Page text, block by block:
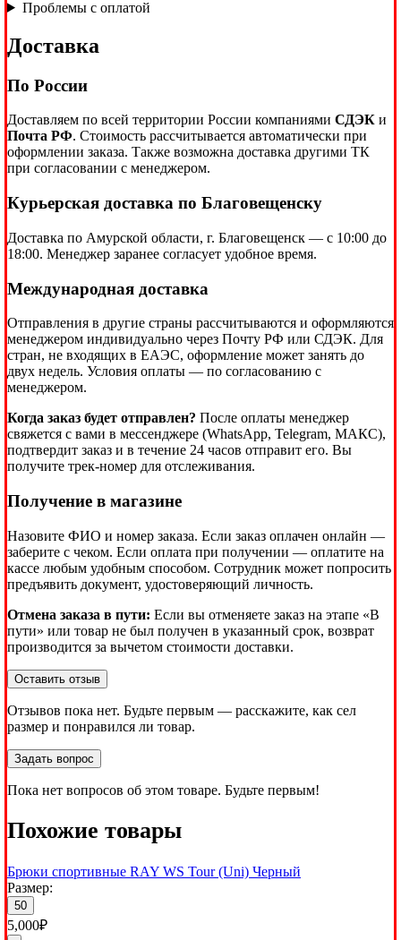
Проблемы с оплатой
Доставка
По России
Доставляем по всей территории России компаниями СДЭК и
Почта РФ. Стоимость рассчитывается автоматически при
оформлении заказа. Также возможна доставка другими ТК
при согласовании с менеджером.
Курьерская доставка по Благовещенску
Доставка по Амурской области, г. Благовещенск — с 10:00 до
18:00. Менеджер заранее согласует удобное время.
Международная доставка
Отправления в другие страны рассчитываются и оформляются
менеджером индивидуально через Почту РФ или СДЭК. Для
стран, не входящих в ЕАЭС, оформление может занять до
двух недель. Условия оплаты — по согласованию с
менеджером.
Когда заказ будет отправлен? После оплаты менеджер
свяжется с вами в мессенджере (WhatsApp, Telegram, МАКС),
подтвердит заказ и в течение 24 часов отправит его. Вы
получите трек-номер для отслеживания.
Получение в магазине
Назовите ФИО и номер заказа. Если заказ оплачен онлайн —
заберите с чеком. Если оплата при получении — оплатите на
кассе любым удобным способом. Сотрудник может попросить
предъявить документ, удостоверяющий личность.
Отмена заказа в пути: Если вы отменяете заказ на этапе «В
пути» или товар не был получен в указанный срок, возврат
производится за вычетом стоимости доставки.
Оставить отзыв
Отзывов пока нет. Будьте первым — расскажите, как сел
размер и понравился ли товар.
Задать вопрос
Пока нет вопросов об этом товаре. Будьте первым!
Похожие товары
Брюки спортивные RAY WS Tour (Uni) Черный
Размер:
50
5,000₽